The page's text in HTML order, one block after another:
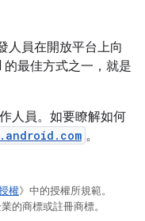
人員在開放平台上向
最佳方式之一，就是
人員。如要瞭解如何
。
權》中的授權所規範。
的商標或註冊商標。